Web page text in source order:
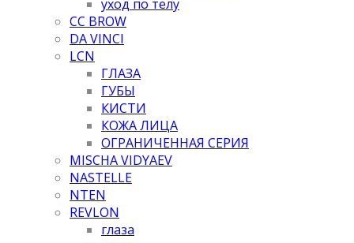
уход по телу
CC BROW
DA VINCI
LCN
ГЛАЗА
ГУБЫ
КИСТИ
КОЖА ЛИЦА
ОГРАНИЧЕННАЯ СЕРИЯ
MISCHA VIDYAEV
NASTELLE
NTEN
REVLON
глаза